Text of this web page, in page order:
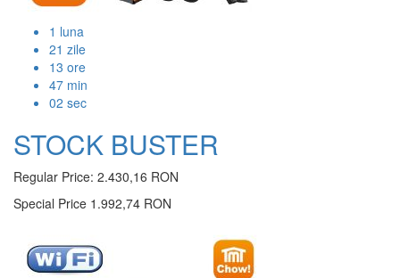
1 luna
21 zile
13 ore
47 min
01 sec
STOCK BUSTER
Regular Price: 2.430,16 RON
Special Price 1.992,74 RON